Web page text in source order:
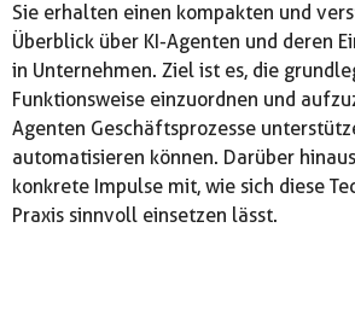
Sie erhalten einen kompakten und
Überblick über KI-Agenten und deren
in Unternehmen. Ziel ist es, die
Funktionsweise einzuordnen und
Agenten Geschäftsprozesse
automatisieren können. Darüber
konkrete Impulse mit, wie sich diese
Praxis sinnvoll einsetzen lässt.